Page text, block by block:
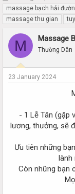
h
r
e
d
s
r
massage bạch hải
massage thu gian
M Massage
Thường Dân
23 January 2024
- 1 Lễ Tân (gặp
lương, thưởng, sẽ
Ưu tiên những
lành
Còn những bạn